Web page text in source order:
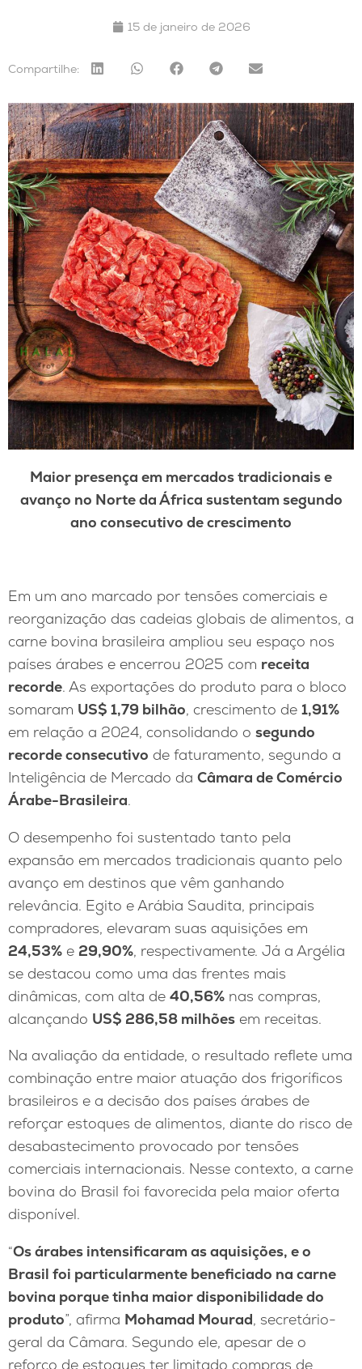
15 de janeiro de 2026
Compartilhe:
Maior presença em mercados tradicionais e
avanço no Norte da África sustentam segundo
ano consecutivo de crescimento
Em um ano marcado por tensões comerciais e
reorganização das cadeias globais de alimentos, a
carne bovina brasileira ampliou seu espaço nos
países árabes e encerrou 2025 com receita
recorde. As exportações do produto para o bloco
somaram US$ 1,79 bilhão, crescimento de 1,91%
em relação a 2024, consolidando o segundo
recorde consecutivo de faturamento, segundo a
Inteligência de Mercado da Câmara de Comércio
Árabe-Brasileira.
O desempenho foi sustentado tanto pela
expansão em mercados tradicionais quanto pelo
avanço em destinos que vêm ganhando
relevância. Egito e Arábia Saudita, principais
compradores, elevaram suas aquisições em
24,53% e 29,90%, respectivamente. Já a Argélia
se destacou como uma das frentes mais
dinâmicas, com alta de 40,56% nas compras,
alcançando US$ 286,58 milhões em receitas.
Na avaliação da entidade, o resultado reflete uma
combinação entre maior atuação dos frigoríficos
brasileiros e a decisão dos países árabes de
reforçar estoques de alimentos, diante do risco de
desabastecimento provocado por tensões
comerciais internacionais. Nesse contexto, a carne
bovina do Brasil foi favorecida pela maior oferta
disponível.
“Os árabes intensificaram as aquisições, e o
Brasil foi particularmente beneficiado na carne
bovina porque tinha maior disponibilidade do
produto”, afirma Mohamad Mourad, secretário-
geral da Câmara. Segundo ele, apesar de o
reforço de estoques ter limitado compras de